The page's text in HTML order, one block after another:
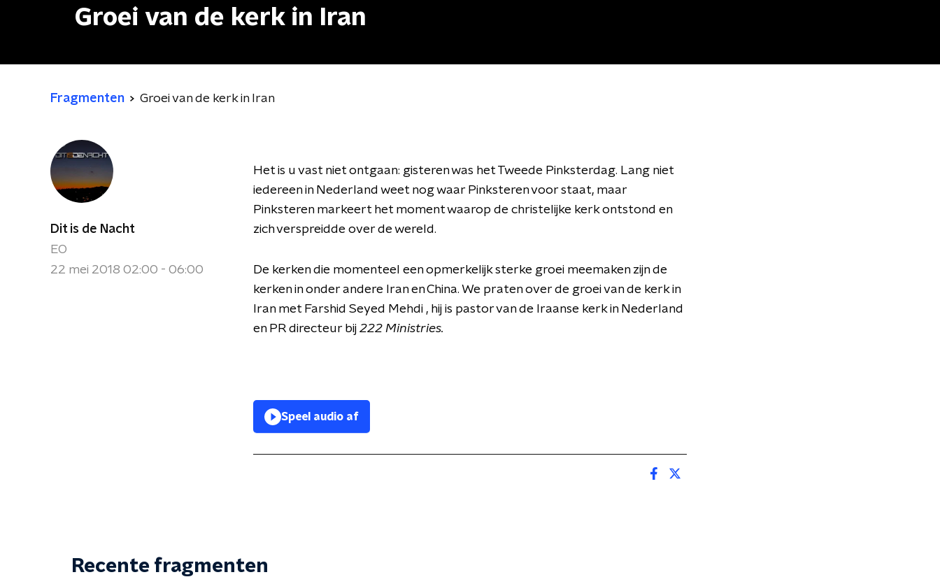
Groei van de kerk in Iran
Fragmenten Groei van de kerk in Iran
Dit is de Nacht
EO
22 mei 2018 02:00 - 06:00
Het is u vast niet ontgaan: gisteren was het Tweede Pinksterdag. Lang niet
iedereen in Nederland weet nog waar Pinksteren voor staat, maar
Pinksteren markeert het moment waarop de christelijke kerk ontstond en
zich verspreidde over de wereld.
De kerken die momenteel een opmerkelijk sterke groei meemaken zijn de
kerken in onder andere Iran en China. We praten over de groei van de kerk in
Iran met Farshid Seyed Mehdi , hij is pastor van de Iraanse kerk in Nederland
en PR directeur bij 222 Ministries.
Speel audio af
Recente fragmenten